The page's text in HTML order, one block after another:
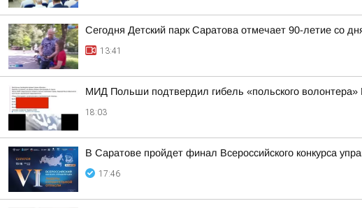
Сегодня Детский парк Саратова отмечает 90-летие со
13:41
МИД Польши подтвердил гибель «польского волонтера»
18:03
В Саратове пройдет финал Всероссийского конкурса
17:46